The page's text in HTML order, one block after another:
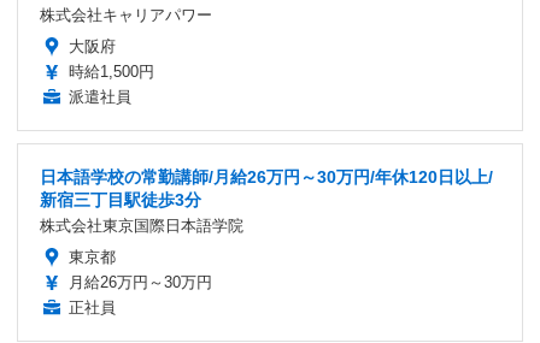
株式会社キャリアパワー
大阪府
時給1,500円
派遣社員
日本語学校の常勤講師/月給26万円～30万円/年休120日以上/
新宿三丁目駅徒歩3分
株式会社東京国際日本語学院
東京都
月給26万円～30万円
正社員